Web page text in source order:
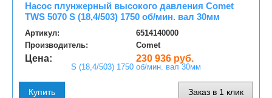
Насос плунжерный высокого давления Comet
TWS 5070 S (18,4/503) 1750 об/мин. вал 30мм
Артикул:
6514140000
Производитель:
Comet
Цена: 230 936 руб.
Купить Заказ в 1 клик